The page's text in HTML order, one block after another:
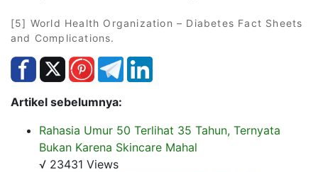
[5] World Health Organization – Diabetes Fact Sheets
and Complications.
Artikel sebelumnya:
Rahasia Umur 50 Terlihat 35 Tahun, Ternyata
Bukan Karena Skincare Mahal
√ 23431 Views